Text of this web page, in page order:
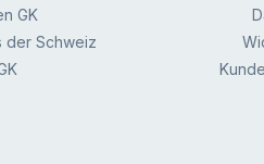
GK
der Schweiz